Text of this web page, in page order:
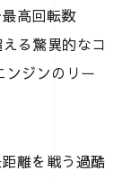
高回転数
る驚異的なコ
ンジンのリー
離を戦う過酷